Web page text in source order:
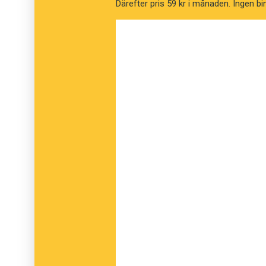
Därefter pris 59 kr i månaden. Ingen